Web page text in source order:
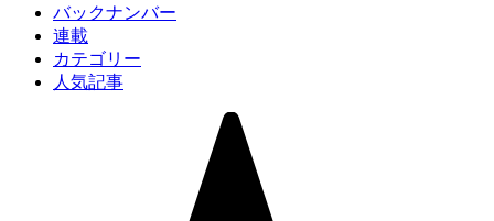
バックナンバー
連載
カテゴリー
人気記事